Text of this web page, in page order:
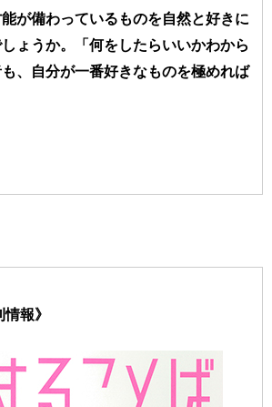
が備わっているものを自然と好きに
ょうか。「何をしたらいいかわから
、自分が一番好きなものを極めれば
報》